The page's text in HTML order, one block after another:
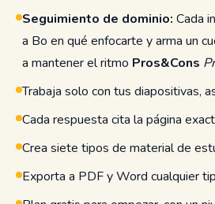
Seguimiento de dominio: Cada
a Bo en qué enfocarte y arma un
a mantener el ritmo Pros&Cons
Trabaja solo con tus diapositivas,
Cada respuesta cita la página
Crea siete tipos de material de
Exporta a PDF y Word cualquier